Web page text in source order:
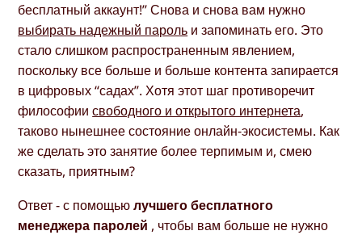
бесплатный аккаунт!” Снова и снова вам нужно
выбирать надежный пароль и запоминать его. Это
стало слишком распространенным явлением,
поскольку все больше и больше контента запирается
в цифровых “садах”. Хотя этот шаг противоречит
философиисвободного и открытого интернета,
таково нынешнее состояние онлайн-экосистемы. Как
же сделать это занятие более терпимым и, смею
сказать, приятным?
Ответ - с помощьюлучшего бесплатного
менеджера паролей , чтобы вам больше не нужно